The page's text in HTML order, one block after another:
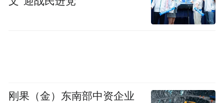
刚果（金）东南部中资企业